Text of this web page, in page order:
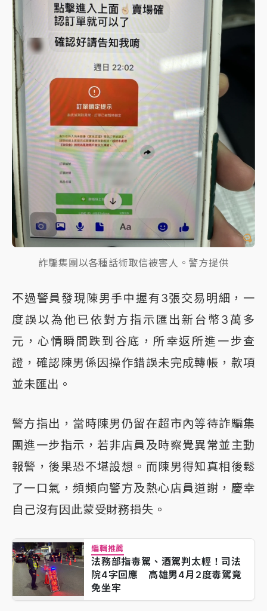
詐騙集團以各種話術取信被害人。警方提供
不過警員發現陳男手中握有3張交易明細，一
度誤以為他已依對方指示匯出新台幣3萬多
元，心情瞬間跌到谷底，所幸返所進一步查
證，確認陳男係因操作錯誤未完成轉帳，款項
並未匯出。
警方指出，當時陳男仍留在超市內等待詐騙集
團進一步指示，若非店員及時察覺異常並主動
報警，後果恐不堪設想。而陳男得知真相後鬆
了一口氣，頻頻向警方及熱心店員道謝，慶幸
自己沒有因此蒙受財務損失。
編輯推薦
法務部指毒駕、酒駕判太輕！司法
院4字回應 高雄男4月2度毒駕竟
免坐牢